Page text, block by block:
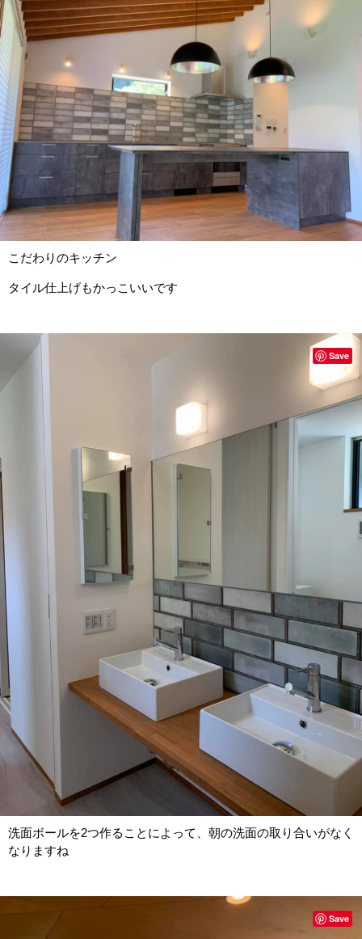
こだわりのキッチン
タイル仕上げもかっこいいです
洗面ボールを2つ作ることによって、朝の洗面の取り合いがなく
なりますね
Save
Save